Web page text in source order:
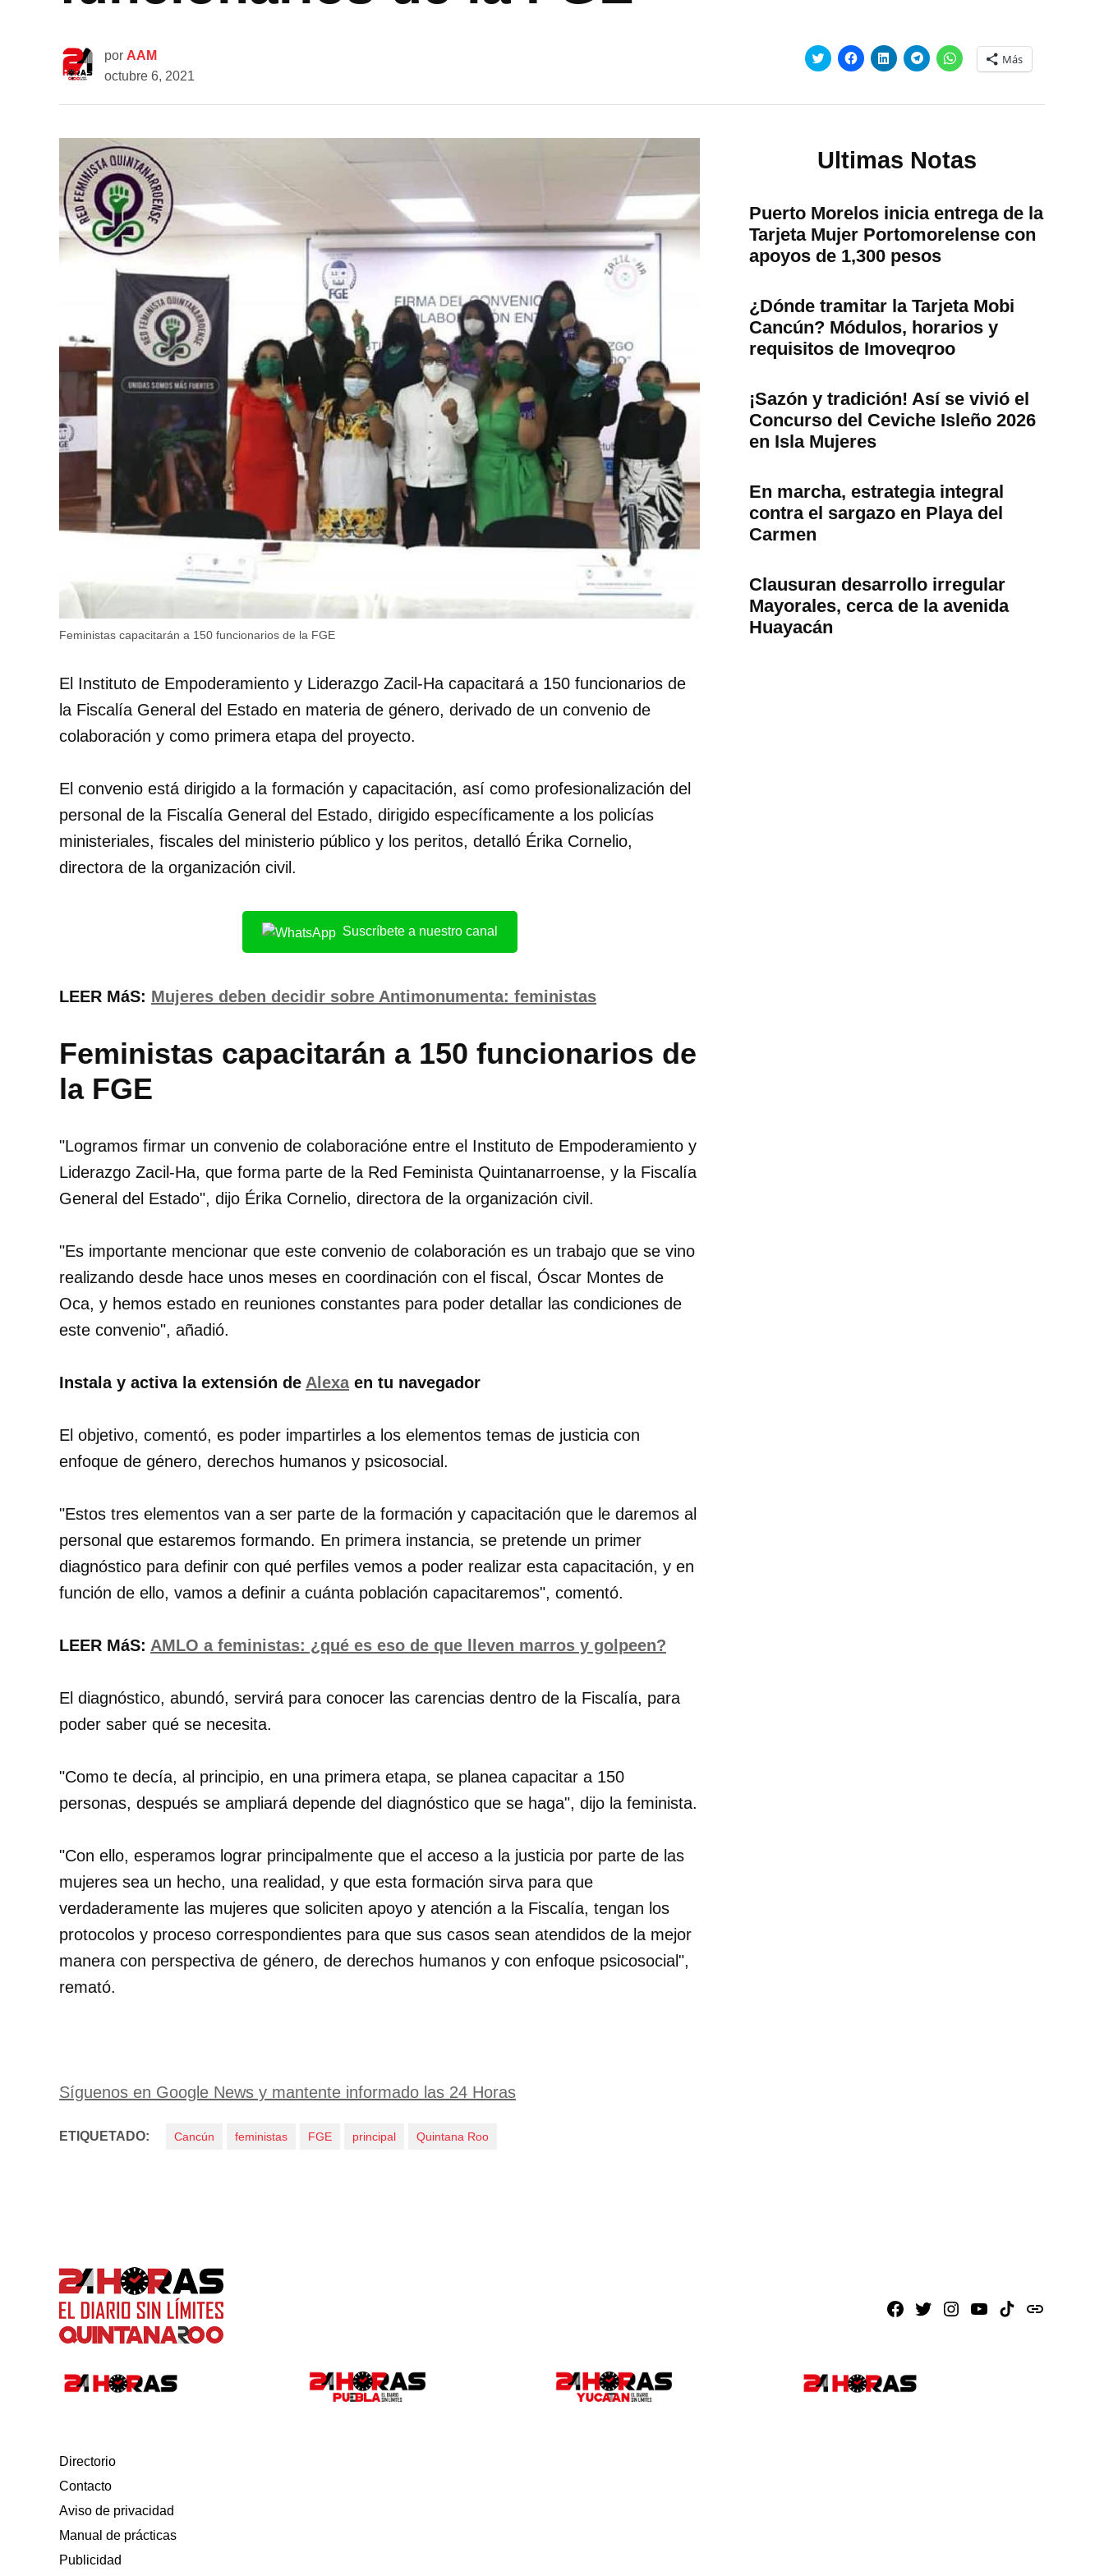
por AAM
octubre 6, 2021
Haz
clic
Twitter
una
ventana
Haz
clic
Facebook
una
ventana
Haz
clic
LinkedIn
una
ventana
Haz
clic
Telegram
una
ventana
Haz
clic
WhatsApp
una
ventana
Más
Feministas capacitarán a 150 funcionarios de la FGE
El Instituto de Empoderamiento y Liderazgo Zacil-Ha capacitará a 150 funcionarios de
la Fiscalía General del Estado en materia de género, derivado de un convenio de
colaboración y como primera etapa del proyecto.
El convenio está dirigido a la formación y capacitación, así como profesionalización del
personal de la Fiscalía General del Estado, dirigido específicamente a los policías
ministeriales, fiscales del ministerio público y los peritos, detalló Érika Cornelio,
directora de la organización civil.
Suscríbete a nuestro canal
LEER MáS: Mujeres deben decidir sobre Antimonumenta: feministas
Feministas capacitarán a 150 funcionarios de
la FGE
"Logramos firmar un convenio de colaboracióne entre el Instituto de Empoderamiento y
Liderazgo Zacil-Ha, que forma parte de la Red Feminista Quintanarroense, y la Fiscalía
General del Estado", dijo Érika Cornelio, directora de la organización civil.
"Es importante mencionar que este convenio de colaboración es un trabajo que se vino
realizando desde hace unos meses en coordinación con el fiscal, Óscar Montes de
Oca, y hemos estado en reuniones constantes para poder detallar las condiciones de
este convenio", añadió.
Instala y activa la extensión de Alexaen tu navegador
El objetivo, comentó, es poder impartirles a los elementos temas de justicia con
enfoque de género, derechos humanos y psicosocial.
"Estos tres elementos van a ser parte de la formación y capacitación que le daremos al
personal que estaremos formando. En primera instancia, se pretende un primer
diagnóstico para definir con qué perfiles vemos a poder realizar esta capacitación, y en
función de ello, vamos a definir a cuánta población capacitaremos", comentó.
LEER MáS: AMLO a feministas: ¿qué es eso de que lleven marros y golpeen?
El diagnóstico, abundó, servirá para conocer las carencias dentro de la Fiscalía, para
poder saber qué se necesita.
"Como te decía, al principio, en una primera etapa, se planea capacitar a 150
personas, después se ampliará depende del diagnóstico que se haga", dijo la feminista.
"Con ello, esperamos lograr principalmente que el acceso a la justicia por parte de las
mujeres sea un hecho, una realidad, y que esta formación sirva para que
verdaderamente las mujeres que soliciten apoyo y atención a la Fiscalía, tengan los
protocolos y proceso correspondientes para que sus casos sean atendidos de la mejor
manera con perspectiva de género, de derechos humanos y con enfoque psicosocial",
remató.
Síguenos en Google News y mantente informado las 24 Horas
ETIQUETADO: Cancún feministas FGE principal Quintana Roo
Ultimas Notas
Puerto Morelos inicia entrega de la
Tarjeta Mujer Portomorelense con
apoyos de 1,300 pesos
¿Dónde tramitar la Tarjeta Mobi
Cancún? Módulos, horarios y
requisitos de Imoveqroo
¡Sazón y tradición! Así se vivió el
Concurso del Ceviche Isleño 2026
en Isla Mujeres
En marcha, estrategia integral
contra el sargazo en Playa del
Carmen
Clausuran desarrollo irregular
Mayorales, cerca de la avenida
Huayacán
Facebook
X Instagram
Youtube
TikTok
issuu
Directorio
Contacto
Aviso de privacidad
Manual de prácticas
Publicidad